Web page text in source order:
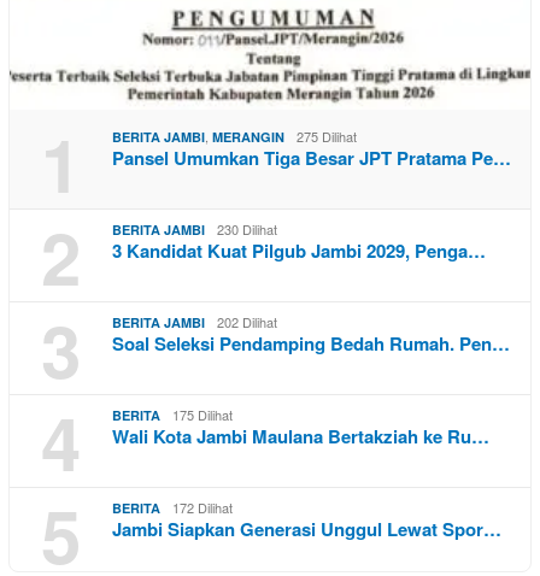
1 BERITA JAMBI, MERANGIN 275 Dilihat
Pansel Umumkan Tiga Besar JPT Pratama Pe…
2 BERITA JAMBI 230 Dilihat
3 Kandidat Kuat Pilgub Jambi 2029, Penga…
3 BERITA JAMBI 202 Dilihat
Soal Seleksi Pendamping Bedah Rumah. Pen…
4 BERITA 175 Dilihat
Wali Kota Jambi Maulana Bertakziah ke Ru…
5 BERITA 172 Dilihat
Jambi Siapkan Generasi Unggul Lewat Spor…